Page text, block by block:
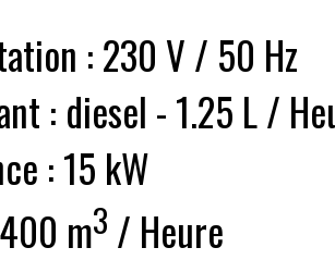
: 230 V / 50 Hz
: diesel - 1.25 L /
: 15 kW
m3 / Heure